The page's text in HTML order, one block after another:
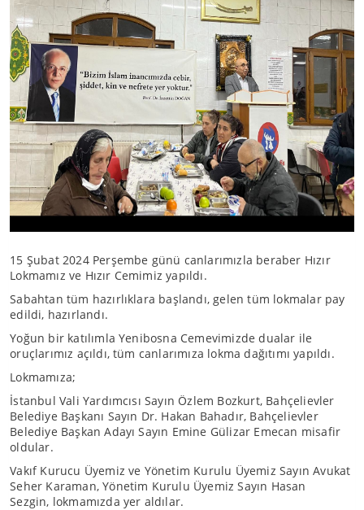
15 Şubat 2024 Perşembe günü canlarımızla beraber Hızır
Lokmamız ve Hızır Cemimiz yapıldı.
Sabahtan tüm hazırlıklara başlandı, gelen tüm lokmalar pay
edildi, hazırlandı.
Yoğun bir katılımla Yenibosna Cemevimizde dualar ile
oruçlarımız açıldı, tüm canlarımıza lokma dağıtımı yapıldı.
Lokmamıza;
İstanbul Vali Yardımcısı Sayın Özlem Bozkurt, Bahçelievler
Belediye Başkanı Sayın Dr. Hakan Bahadır, Bahçelievler
Belediye Başkan Adayı Sayın Emine Gülizar Emecan misafir
oldular.
Vakıf Kurucu Üyemiz ve Yönetim Kurulu Üyemiz Sayın Avukat
Seher Karaman, Yönetim Kurulu Üyemiz Sayın Hasan
Sezgin, lokmamızda yer aldılar.